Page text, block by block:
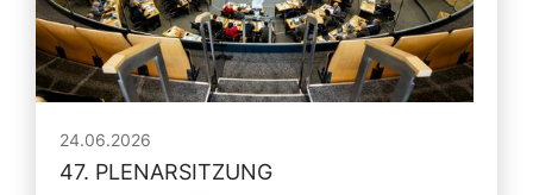
24.06.2026
47. PLENARSITZUNG